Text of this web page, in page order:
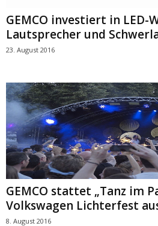
GEMCO investiert in LED-
Lautsprecher und
23. August 2016
GEMCO stattet „Tanz im
Volkswagen Lichterfest
8. August 2016